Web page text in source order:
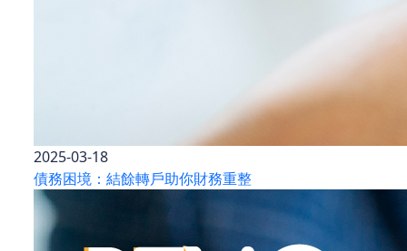
2025-03-18
債務困境：結餘轉戶助你財務重整